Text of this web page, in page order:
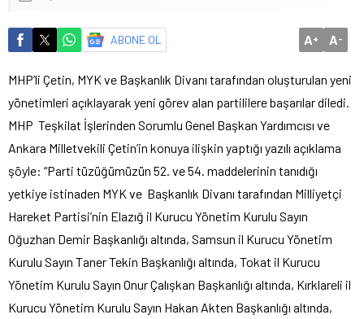
ABONE OL A+ A-
MHP’li Çetin, MYK ve Başkanlık Divanı tarafından oluşturulan yeni
yönetimleri açıklayarak yeni görev alan partililere başarılar diledi.
MHP Teşkilat İşlerinden Sorumlu Genel Başkan Yardımcısı ve
Ankara Milletvekili Çetin’in konuya ilişkin yaptığı yazılı açıklama
şöyle: “Parti tüzüğümüzün 52. ve 54. maddelerinin tanıdığı
yetkiye istinaden MYK ve Başkanlık Divanı tarafından Milliyetçi
Hareket Partisi’nin Elazığ il Kurucu Yönetim Kurulu Sayın
Oğuzhan Demir Başkanlığı altında, Samsun il Kurucu Yönetim
Kurulu Sayın Taner Tekin Başkanlığı altında, Tokat il Kurucu
Yönetim Kurulu Sayın Onur Çalışkan Başkanlığı altında, Kırklareli il
Kurucu Yönetim Kurulu Sayın Hakan Akten Başkanlığı altında,